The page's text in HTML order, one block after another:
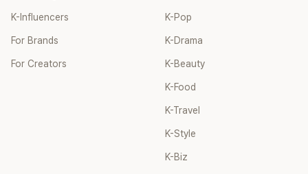
K-Influencers
For Brands
For Creators
K-Pop
K-Drama
K-Beauty
K-Food
K-Travel
K-Style
K-Biz